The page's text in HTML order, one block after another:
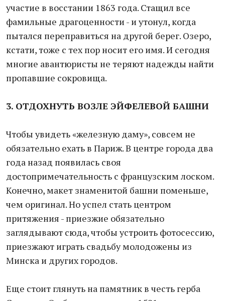
участие в восстании 1863 года. Стащил все
фамильные драгоценности - и утонул, когда
пытался переправиться на другой берег. Озеро,
кстати, тоже с тех пор носит его имя. И сегодня
многие авантюристы не теряют надежды найти
пропавшие сокровища.
3. ОТДОХНУТЬ ВОЗЛЕ ЭЙФЕЛЕВОЙ БАШНИ
Чтобы увидеть «железную даму», совсем не
обязательно ехать в Париж. В центре города два
года назад появилась своя
достопримечательность с французским лоском.
Конечно, макет знаменитой башни поменьше,
чем оригинал. Но успел стать центром
притяжения - приезжие обязательно
заглядывают сюда, чтобы устроить фотосессию,
приезжают играть свадьбу молодожены из
Минска и других городов.
Еще стоит глянуть на памятник в честь герба